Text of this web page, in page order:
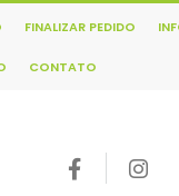
FINALIZAR PEDIDO
CONTATO